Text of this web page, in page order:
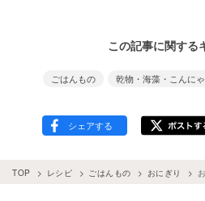
この記事に関する
ごはんもの 乾物・海藻・こんにゃ
TOP レシピ ごはんもの おにぎり